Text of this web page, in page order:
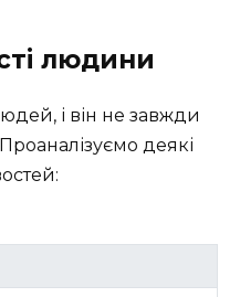
людини
і він не завжди
деякі